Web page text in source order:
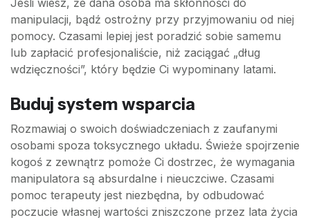
Jeśli wiesz, że dana osoba ma skłonności do
manipulacji, bądź ostrożny przy przyjmowaniu od niej
pomocy. Czasami lepiej jest poradzić sobie samemu
lub zapłacić profesjonaliście, niż zaciągać „dług
wdzięczności”, który będzie Ci wypominany latami.
Buduj system wsparcia
Rozmawiaj o swoich doświadczeniach z zaufanymi
osobami spoza toksycznego układu. Świeże spojrzenie
kogoś z zewnątrz pomoże Ci dostrzec, że wymagania
manipulatora są absurdalne i nieuczciwe. Czasami
pomoc terapeuty jest niezbędna, by odbudować
poczucie własnej wartości zniszczone przez lata życia